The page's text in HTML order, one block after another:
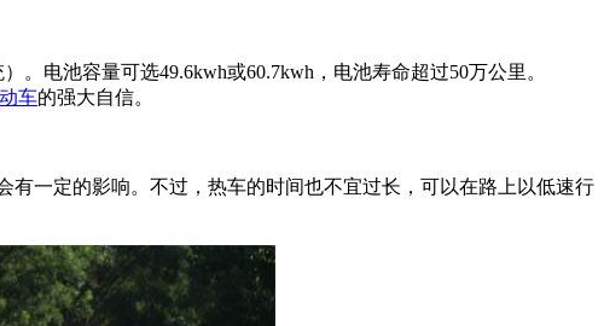
电池容量可选49.6kwh或60.7kwh，电池寿命超过50万公里。
车的强大自信。
一定的影响。不过，热车的时间也不宜过长，可以在路上以低速行